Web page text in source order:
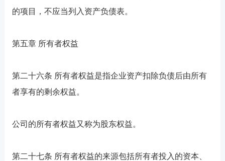
的项目，不应当列入资产负债表。
第五章 所有者权益
第二十六条 所有者权益是指企业资产扣除负债后由所有
者享有的剩余权益。
公司的所有者权益又称为股东权益。
第二十七条 所有者权益的来源包括所有者投入的资本、